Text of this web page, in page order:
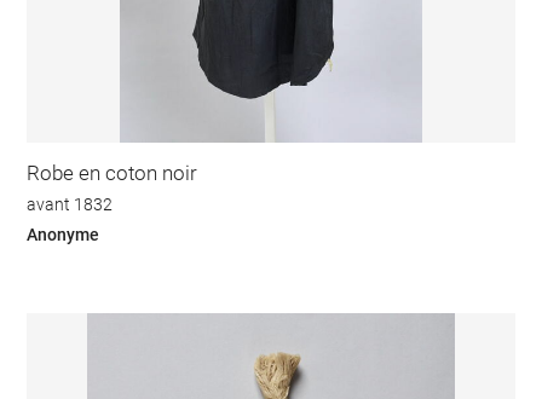
Robe en coton noir
avant 1832
Anonyme